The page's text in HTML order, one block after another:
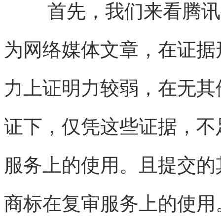
首先，我们来看腾
为网络媒体文章，在证
力上证明力较弱，在无
证下，仅凭这些证据，
服务上的使用。且提交
商标在复审服务上的使用